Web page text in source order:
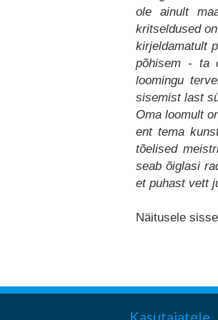
ole ainult
kritseldused
kirjeldamatult
põhisem - ta
loomingu
sisemist last
Oma loomult
ent tema
tõelised
seab õiglasi
et puhast vett
Näitusele
Kasutajatele